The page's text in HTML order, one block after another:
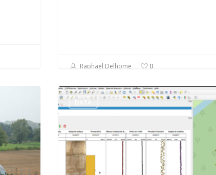
Raphaël Delhome 0
DATA